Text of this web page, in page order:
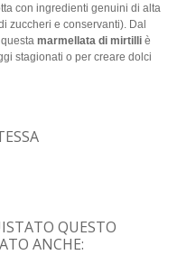
con ingredienti genuini di alta
zuccheri e conservanti). Dal
marmellata di mirtilliè
stagionati o per creare dolci
QUESTO
ANCHE: